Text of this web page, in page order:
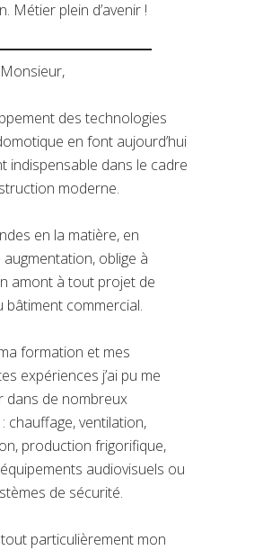
Métier plein d’avenir !
des technologies
en font aujourd’hui
indispensable dans le cadre
moderne.
en la matière, en
oblige à
amont à tout projet de
bâtiment commercial.
formation et mes
expériences j’ai pu me
dans de nombreux
chauffage, ventilation,
production frigorifique,
audiovisuels ou
de sécurité.
tout particulièrement mon